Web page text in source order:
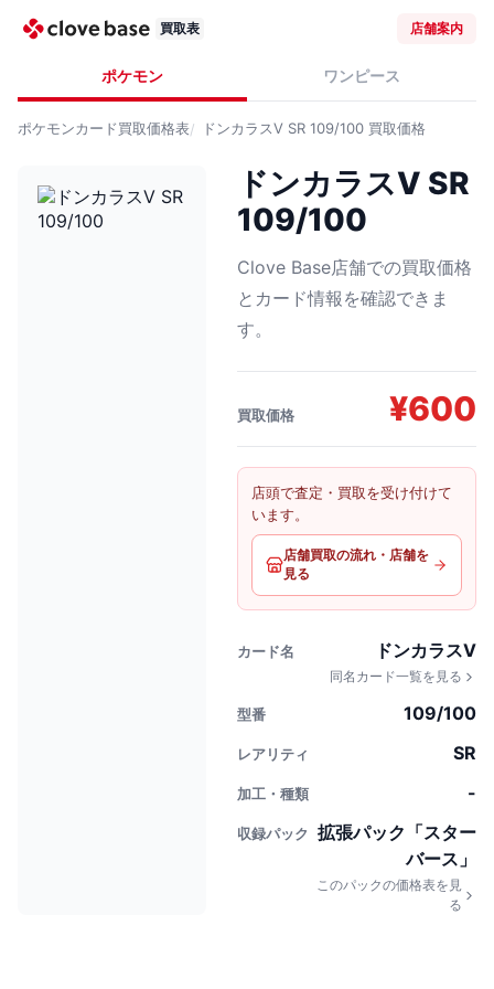
買取表 店舗案内
ポケモン ワンピース
ポケモンカード買取価格表 ドンカラスV SR 109/100 買取価格
ドンカラスV SR
109/100
Clove Base店舗での買取価格
とカード情報を確認できま
す。
買取価格 ¥600
店頭で査定・買取を受け付けて
います。
店舗買取の流れ・店舗を
見る
カード名 ドンカラスV
同名カード一覧を見る
型番 109/100
レアリティ SR
加工・種類 -
収録パック
拡張パック「スター
バース」
このパックの価格表を見
る